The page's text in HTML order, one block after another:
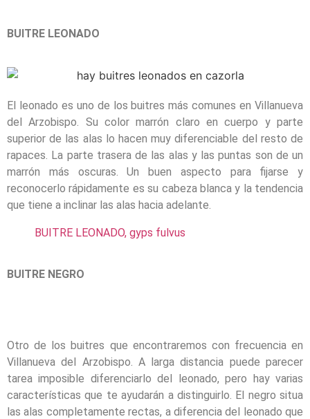
BUITRE LEONADO
El leonado es uno de los buitres más comunes en Villanueva
del Arzobispo. Su color marrón claro en cuerpo y parte
superior de las alas lo hacen muy diferenciable del resto de
rapaces. La parte trasera de las alas y las puntas son de un
marrón más oscuras. Un buen aspecto para fijarse y
reconocerlo rápidamente es su cabeza blanca y la tendencia
que tiene a inclinar las alas hacia adelante.
BUITRE LEONADO, gyps fulvus
BUITRE NEGRO
Otro de los buitres que encontraremos con frecuencia en
Villanueva del Arzobispo. A larga distancia puede parecer
tarea imposible diferenciarlo del leonado, pero hay varias
características que te ayudarán a distinguirlo. El negro situa
las alas completamente rectas, a diferencia del leonado que